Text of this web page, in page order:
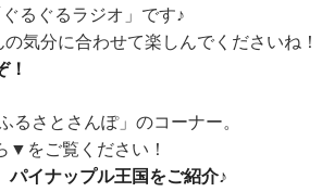
るぐるラジオ」です♪
気分に合わせて楽しんでくださいね！
！
るさとさんぽ」のコーナー。
▼をご覧ください！
イナップル王国をご紹介♪